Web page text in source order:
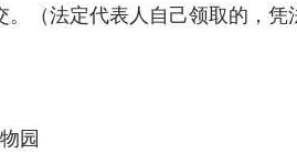
。 （法定代表人自己领取的，
园